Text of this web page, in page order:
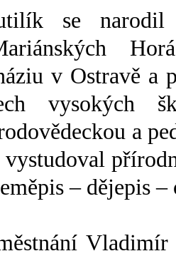
se
v Ostravě a
vysokých
a
vystudoval
– dějepis